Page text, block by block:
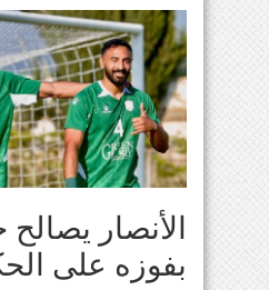
الأنصار
بفوزه على